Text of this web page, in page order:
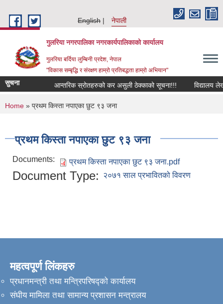
English
नेपाली
गुलरिया नगरपालिका नगरकार्यपालिकाको कार्यालय
गुलरिया बर्दिया लुम्बिनी प्रदेश, नेपाल
"विकास सम्बृद्धि र संरक्षण हाम्रो प्रतिबद्धता हाम्रो अभियान"
सुचना आन्तरिक स्रोतहरुको कर असुली ठेक्काको सूचना!!! विद्यालय
You are here
Home » प्रथम किस्ता नपाएका छुट ९३ जना
प्रथम किस्ता नपाएका छुट ९३ जना
Documents: प्रथम किस्ता नपाएका छुट ९३ जना.pdf
Document Type: २०७१ साल प्रभावितको विवरण
महत्वपूर्ण लिंकहरु
प्रधानमन्त्री तथा मन्त्रिपरिषद्को कार्यालय
संघीय मामिला तथा सामान्य प्रशासन मन्त्रालय